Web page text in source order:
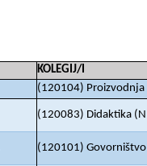
KOLEGIJ/I
(120104)
(120083) Didaktika
(120101)